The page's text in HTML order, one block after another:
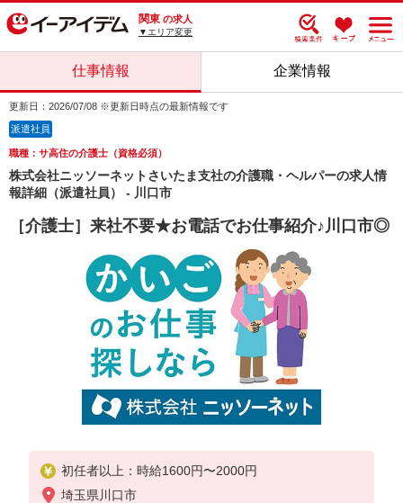
関東 の求人
▼エリア変更
仕事情報 企業情報
更新日：2026/07/08 ※更新日時点の最新情報です
派遣社員
職種：サ高住の介護士（資格必須）
株式会社ニッソーネットさいたま支社の介護職・ヘルパーの求人情
報詳細（派遣社員） - 川口市
［介護士］来社不要★お電話でお仕事紹介♪川口市◎
初任者以上：時給1600円〜2000円
埼玉県川口市